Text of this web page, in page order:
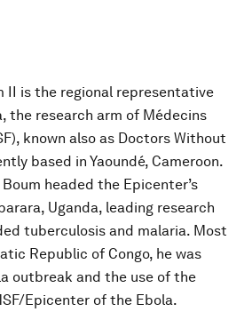
II is the regional representative
the research arm of Médecins
known also as Doctors Without
based in Yaoundé, Cameroon.
headed the Epicenter’s
Uganda, leading research
tuberculosis and malaria. Most
Republic of Congo, he was
outbreak and the use of the
Epicenter of the Ebola.